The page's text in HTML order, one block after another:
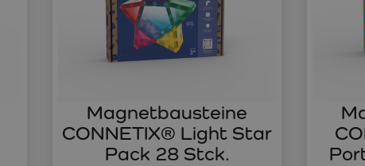
Magnetbausteine
CONNETIX® Light Star
Pack 28 Stck.